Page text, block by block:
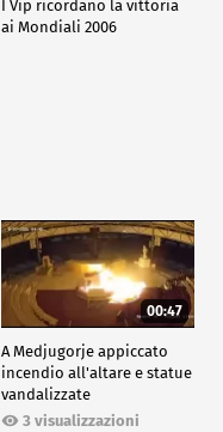
I Vip ricordano la vittoria
ai Mondiali 2006
00:47
A Medjugorje appiccato
incendio all'altare e statue
vandalizzate
3 visualizzazioni